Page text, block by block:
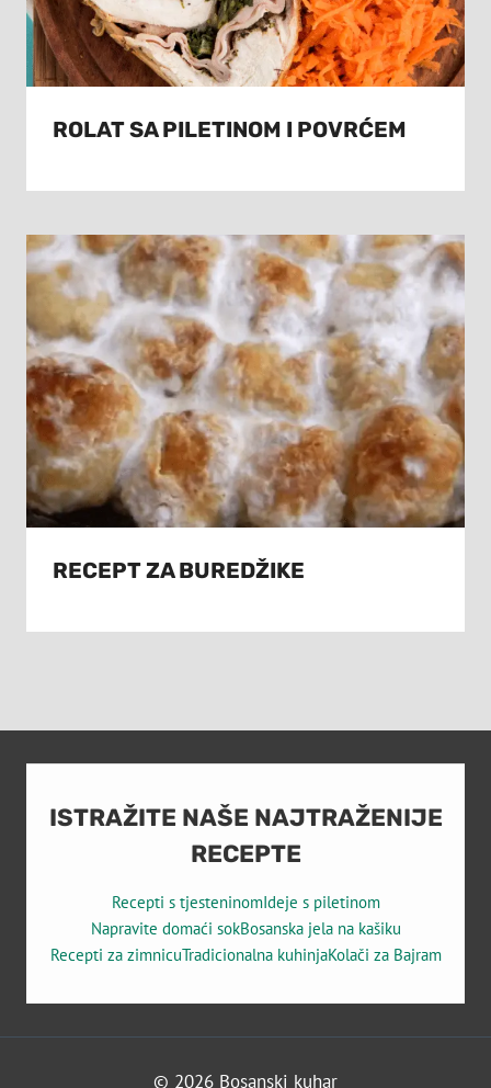
ROLAT SA PILETINOM I POVRĆEM
RECEPT ZA BUREDŽIKE
ISTRAŽITE NAŠE NAJTRAŽENIJE
RECEPTE
Recepti s tjesteninomIdeje s piletinom
Napravite domaći sokBosanska jela na kašiku
Recepti za zimnicuTradicionalna kuhinjaKolači za Bajram
© 2026 Bosanski kuhar